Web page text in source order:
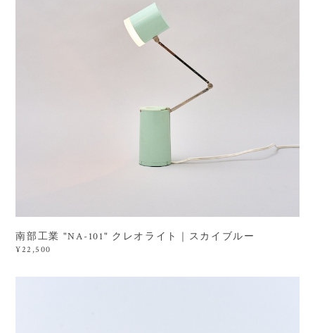
南部工業 "NA-101" クレオライト｜スカイブルー
¥22,500